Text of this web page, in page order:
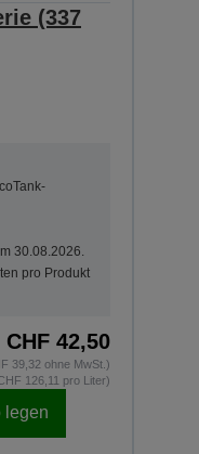
(337
30.08.2026.
pro Produkt
CHF 42,50
39,32 ohne MwSt.)
126,11 pro Liter)
legen